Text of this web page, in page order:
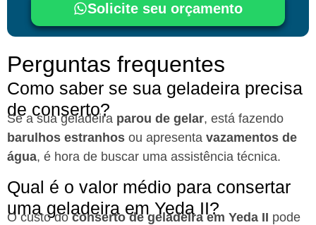
Solicite seu orçamento
Perguntas frequentes
Como saber se sua geladeira precisa
de conserto?
Se a sua geladeira parou de gelar, está fazendo
barulhos estranhos ou apresenta vazamentos de
água, é hora de buscar uma assistência técnica.
Qual é o valor médio para consertar
uma geladeira em Yeda II?
O custo doconserto de geladeira em Yeda II pode